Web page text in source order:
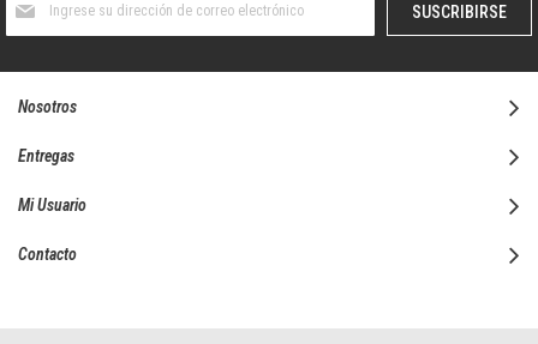
boletín
SUSCRIBIRSE
Nosotros
Entregas
Mi Usuario
Contacto